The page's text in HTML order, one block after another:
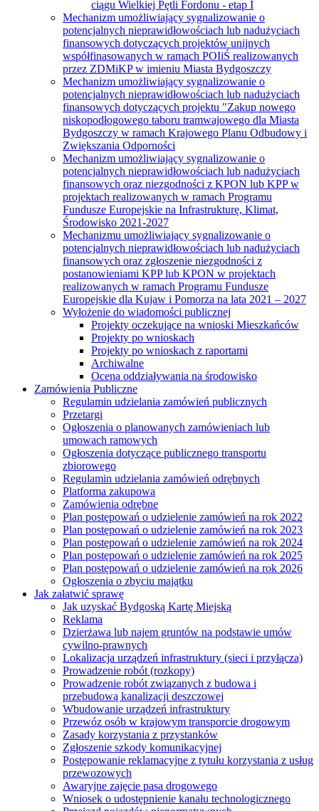
ciągu Wielkiej Pętli Fordonu - etap I
Mechanizm umożliwiający sygnalizowanie o
potencjalnych nieprawidłowościach lub nadużyciach
finansowych dotyczących projektów unijnych
współfinasowanych w ramach POIiŚ realizowanych
przez ZDMiKP w imieniu Miasta Bydgoszczy
Mechanizm umożliwiający sygnalizowanie o
potencjalnych nieprawidłowościach lub nadużyciach
finansowych dotyczących projektu "Zakup nowego
niskopodłogowego taboru tramwajowego dla Miasta
Bydgoszczy w ramach Krajowego Planu Odbudowy i
Zwiększania Odporności
Mechanizm umożliwiający sygnalizowanie o
potencjalnych nieprawidłowościach lub nadużyciach
finansowych oraz niezgodności z KPON lub KPP w
projektach realizowanych w ramach Programu
Fundusze Europejskie na Infrastrukturę, Klimat,
Środowisko 2021-2027
Mechanizmu umożliwiający sygnalizowanie o
potencjalnych nieprawidłowościach lub nadużyciach
finansowych oraz zgłoszenie niezgodności z
postanowieniami KPP lub KPON w projektach
realizowanych w ramach Programu Fundusze
Europejskie dla Kujaw i Pomorza na lata 2021 – 2027
Wyłożenie do wiadomości publicznej
Projekty oczekujące na wnioski Mieszkańców
Projekty po wnioskach
Projekty po wnioskach z raportami
Archiwalne
Ocena oddziaływania na środowisko
Zamówienia Publiczne
Regulamin udzielania zamówień publicznych
Przetargi
Ogłoszenia o planowanych zamówieniach lub
umowach ramowych
Ogłoszenia dotyczące publicznego transportu
zbiorowego
Regulamin udzielania zamówień odrębnych
Platforma zakupowa
Zamówienia odrębne
Plan postępowań o udzielenie zamówień na rok 2022
Plan postępowań o udzielenie zamówień na rok 2023
Plan postępowań o udzielenie zamówień na rok 2024
Plan postępowań o udzielenie zamówień na rok 2025
Plan postępowań o udzielenie zamówień na rok 2026
Ogłoszenia o zbyciu majątku
Jak załatwić sprawę
Jak uzyskać Bydgoską Kartę Miejską
Reklama
Dzierżawa lub najem gruntów na podstawie umów
cywilno-prawnych
Lokalizacja urządzeń infrastruktury (sieci i przyłącza)
Prowadzenie robót (rozkopy)
Prowadzenie robót związanych z budowa i
przebudową kanalizacji deszczowej
Wbudowanie urządzeń infrastruktury
Przewóz osób w krajowym transporcie drogowym
Zasady korzystania z przystanków
Zgłoszenie szkody komunikacyjnej
Postępowanie reklamacyjne z tytułu korzystania z usług
przewozowych
Awaryjne zajęcie pasa drogowego
Wniosek o udostępnienie kanału technologicznego